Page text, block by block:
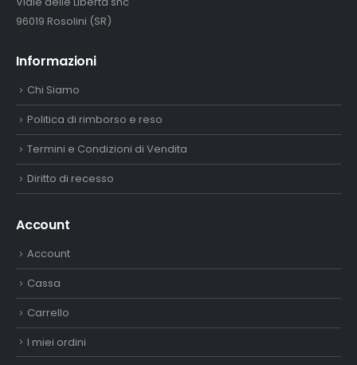
96019 Rosolini (SR)
Informazioni
Chi Siamo
Politica di rimborso e reso
Termini e Condizioni di Vendita
Diritto di recesso
Account
Account
Cassa
Carrello
I miei ordini